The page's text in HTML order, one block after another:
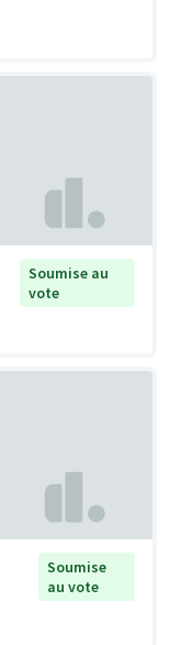
Soumise au
vote
Soumise
au vote